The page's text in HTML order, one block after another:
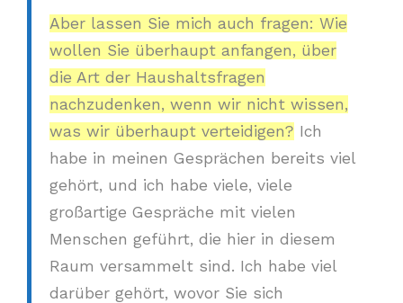
Aber lassen Sie mich auch fragen: Wie
wollen Sie überhaupt anfangen, über
die Art der Haushaltsfragen
nachzudenken, wenn wir nicht wissen,
was wir überhaupt verteidigen? Ich
habe in meinen Gesprächen bereits viel
gehört, und ich habe viele, viele
großartige Gespräche mit vielen
Menschen geführt, die hier in diesem
Raum versammelt sind. Ich habe viel
darüber gehört, wovor Sie sich